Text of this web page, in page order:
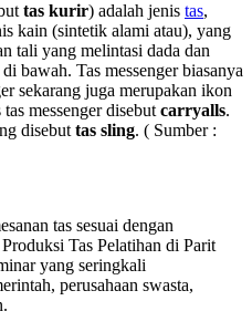
tas kurir) adalah jenis tas,
kain (sintetik alami atau), yang
tali yang melintasi dada dan
bawah. Tas messenger biasanya
sekarang juga merupakan ikon
messenger disebut carryalls.
disebut tas sling. ( Sumber :
tas sesuai dengan
Tas Pelatihan di Parit
yang seringkali
perusahaan swasta,